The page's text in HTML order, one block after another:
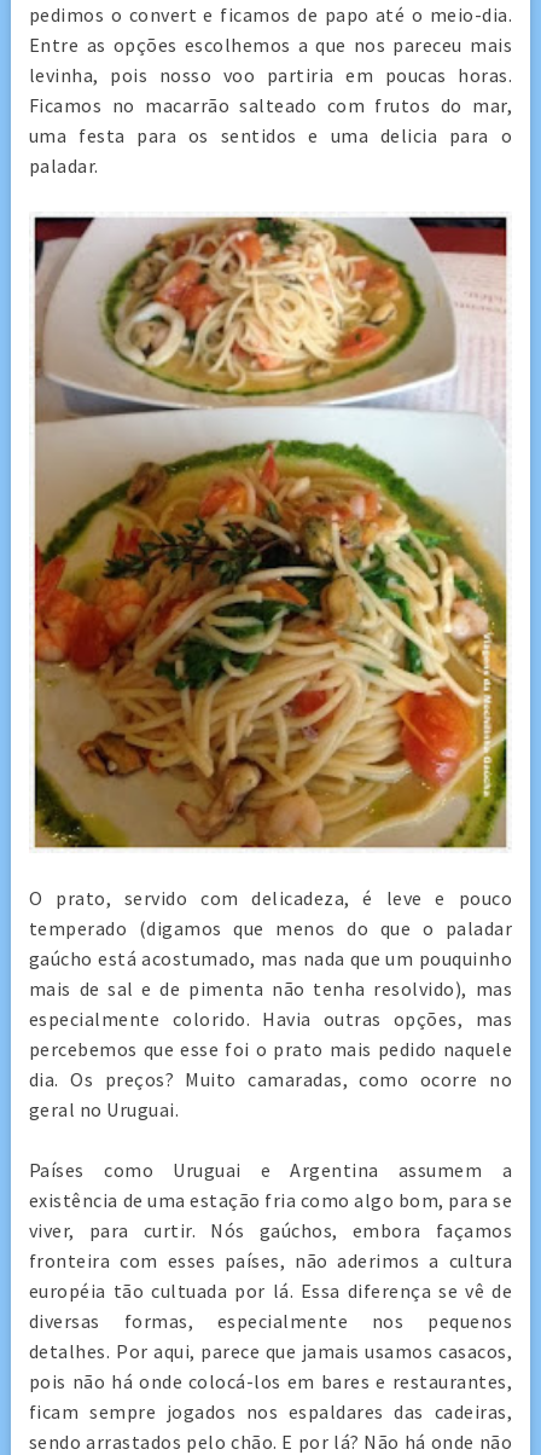
pedimos o convert e ficamos de papo até o meio-dia.
Entre as opções escolhemos a que nos pareceu mais
levinha, pois nosso voo partiria em poucas horas.
Ficamos no macarrão salteado com frutos do mar,
uma festa para os sentidos e uma delicia para o
paladar.
O prato, servido com delicadeza, é leve e pouco
temperado (digamos que menos do que o paladar
gaúcho está acostumado, mas nada que um pouquinho
mais de sal e de pimenta não tenha resolvido), mas
especialmente colorido. Havia outras opções, mas
percebemos que esse foi o prato mais pedido naquele
dia. Os preços? Muito camaradas, como ocorre no
geral no Uruguai.
Países como Uruguai e Argentina assumem a
existência de uma estação fria como algo bom, para se
viver, para curtir. Nós gaúchos, embora façamos
fronteira com esses países, não aderimos a cultura
européia tão cultuada por lá. Essa diferença se vê de
diversas formas, especialmente nos pequenos
detalhes. Por aqui, parece que jamais usamos casacos,
pois não há onde colocá-los em bares e restaurantes,
ficam sempre jogados nos espaldares das cadeiras,
sendo arrastados pelo chão. E por lá? Não há onde não